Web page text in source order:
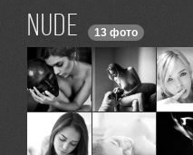
Nude 13 фото